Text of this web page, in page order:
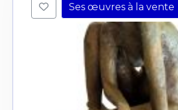
Ses œuvres à la vente